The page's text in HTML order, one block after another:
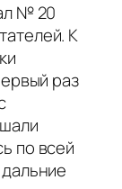
№ 20
К
раз
по всей